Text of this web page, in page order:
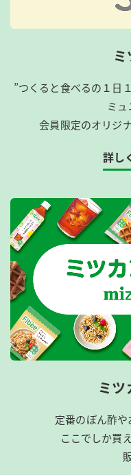
”つくると食べるの１日
ミュ
会員限定のオリジ
詳し
ミ
定番のぽん酢や
ここでしか買